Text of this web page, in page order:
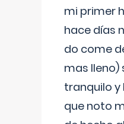
mi primer
hace días
do come
mas lleno)
tranquilo y
que noto